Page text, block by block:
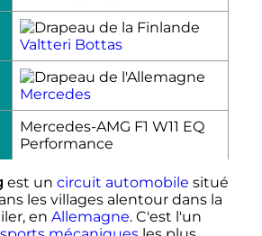
Valtteri Bottas
Mercedes
Mercedes-AMG F1 W11 EQ
Performance
est un circuit automobile situé
les villages alentour dans la
en Allemagne. C'est l'un